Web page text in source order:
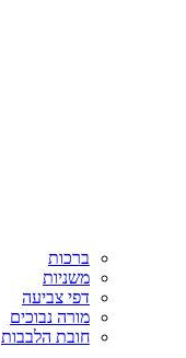
ברכות
משניות
דפי צביעה
מורה נבוכים
חובת הלבבות